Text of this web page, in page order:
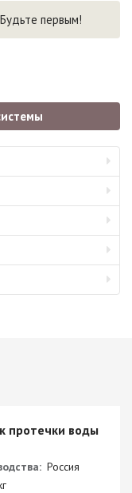
первым!
протечки воды
Россия